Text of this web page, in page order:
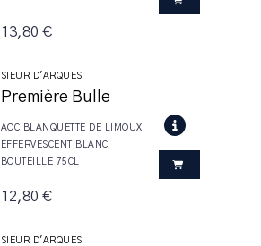
13,80 €
SIEUR D'ARQUES
Première Bulle
AOC BLANQUETTE DE LIMOUX
EFFERVESCENT BLANC
BOUTEILLE 75CL
12,80 €
SIEUR D'ARQUES